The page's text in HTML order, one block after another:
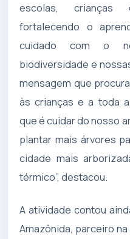
escolas, crianças
fortalecendo o
cuidado com o
biodiversidade e
mensagem que
às crianças e a toda
que é cuidar do nosso
plantar mais árvores
cidade mais
térmico”, destacou.
A atividade contou
Amazônida, parceiro